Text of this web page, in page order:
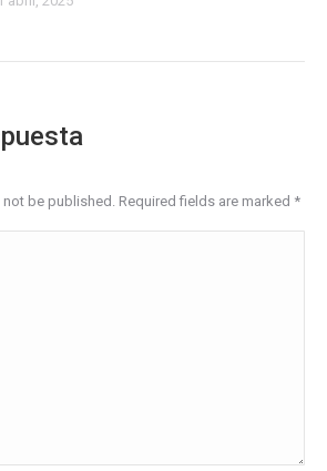
be published. Required fields are marked *